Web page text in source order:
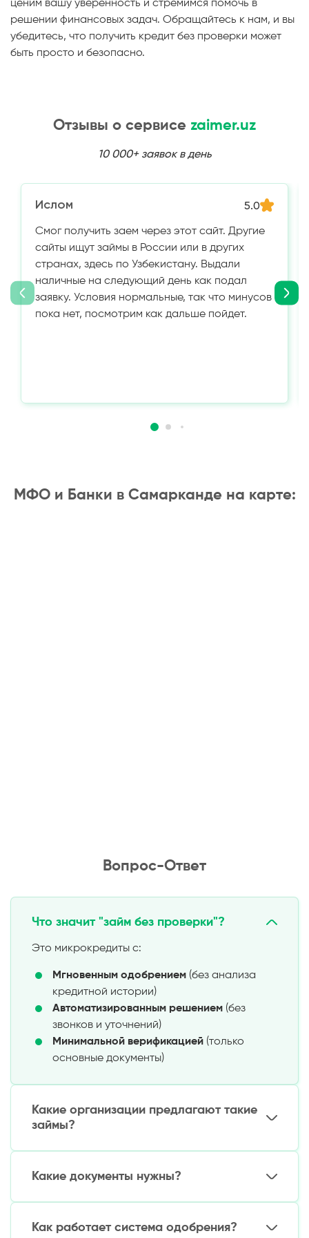
ценим вашу уверенность и стремимся помочь в
решении финансовых задач. Обращайтесь к нам, и вы
убедитесь, что получить кредит без проверки может
быть просто и безопасно.
Отзывы о сервисе zaimer.uz
10 000+ заявок в день
Ислом 5.0
Смог получить заем через этот сайт. Другие
сайты ищут займы в России или в других
странах, здесь по Узбекистану. Выдали
наличные на следующий день как подал
заявку. Условия нормальные, так что минусов
пока нет, посмотрим как дальше пойдет.
МФО и Банки в Самарканде на карте:
Вопрос-Ответ
Что значит "займ без проверки"?
Это микрокредиты с:
Мгновенным одобрением (без анализа
кредитной истории)
Автоматизированным решением (без
звонков и уточнений)
Минимальной верификацией (только
основные документы)
Какие организации предлагают такие
займы?
Доступные варианты:
Онлайн-МФОс автоматическим
Микрокредитные компаниипервого
Какие документы нужны?
Минимальный набор:
Паспорт Узбекистана (фото/скан)
Как работает система одобрения?